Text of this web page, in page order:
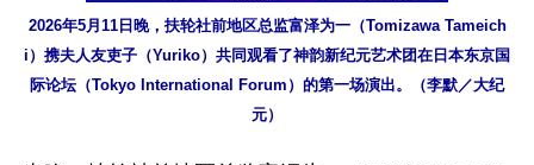
2026年5月11日晚，扶轮社前地区总监富泽为一（Tomizawa Tameich
i）携夫人友吏子（Yuriko）共同观看了神韵新纪元艺术团在日本东京国
际论坛（Tokyo International Forum）的第一场演出。（李默／大纪
元）